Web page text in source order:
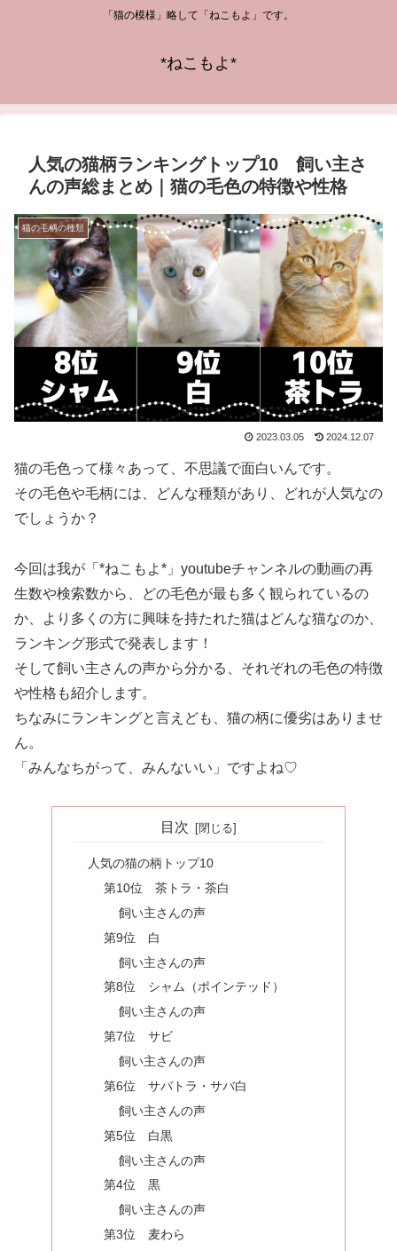
「猫の模様」略して「ねこもよ」です。
*ねこもよ*
人気の猫柄ランキングトップ10 飼い主さ
んの声総まとめ｜猫の毛色の特徴や性格
猫の毛柄の種類
2023.03.05 2024.12.07
猫の毛色って様々あって、不思議で面白いんです。
その毛色や毛柄には、どんな種類があり、どれが人気なの
でしょうか？
今回は我が「*ねこもよ*」youtubeチャンネルの動画の再
生数や検索数から、どの毛色が最も多く観られているの
か、より多くの方に興味を持たれた猫はどんな猫なのか、
ランキング形式で発表します！
そして飼い主さんの声から分かる、それぞれの毛色の特徴
や性格も紹介します。
ちなみにランキングと言えども、猫の柄に優劣はありませ
ん。
「みんなちがって、みんないい」ですよね♡
目次
人気の猫の柄トップ10
第10位 茶トラ・茶白
飼い主さんの声
第9位 白
飼い主さんの声
第8位 シャム（ポインテッド）
飼い主さんの声
第7位 サビ
飼い主さんの声
第6位 サバトラ・サバ白
飼い主さんの声
第5位 白黒
飼い主さんの声
第4位 黒
飼い主さんの声
第3位 麦わら